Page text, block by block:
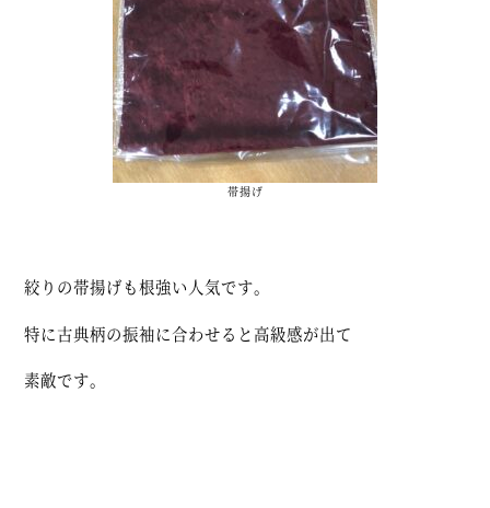
帯揚げ
絞りの帯揚げも根強い人気です。
特に古典柄の振袖に合わせると高級感が出て
素敵です。